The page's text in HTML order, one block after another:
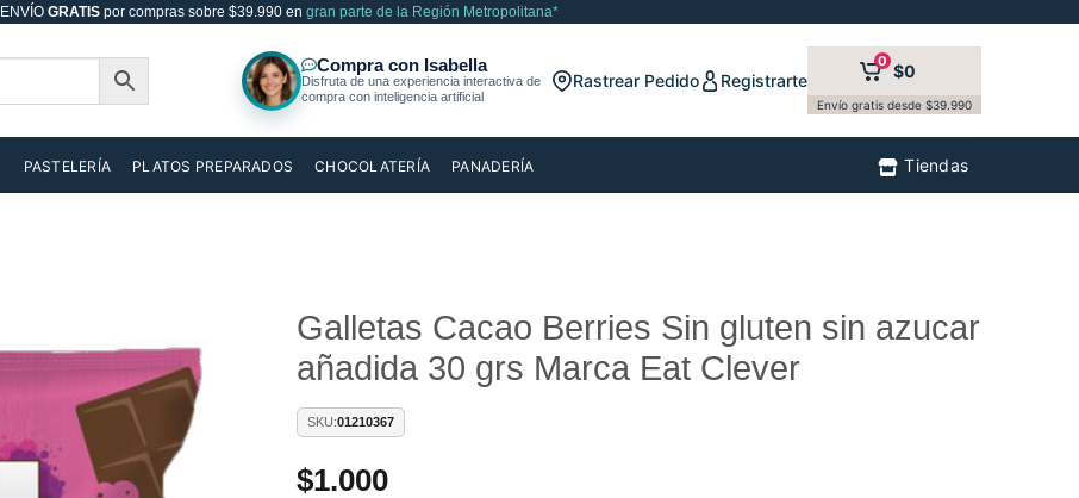
ENVÍO GRATISpor compras sobre $39.990 en gran parte de la Región Metropolitana*
Rastrear Pedido Registrarte
0 $0
Envío gratis desde $39.990
PASTELERÍA PLATOS PREPARADOS CHOCOLATERÍA PANADERÍA Tiendas
Añadir
lista de
Galletas Cacao Berries Sin gluten sin azucar
añadida 30 grs Marca Eat Clever
SKU:01210367
$1.000